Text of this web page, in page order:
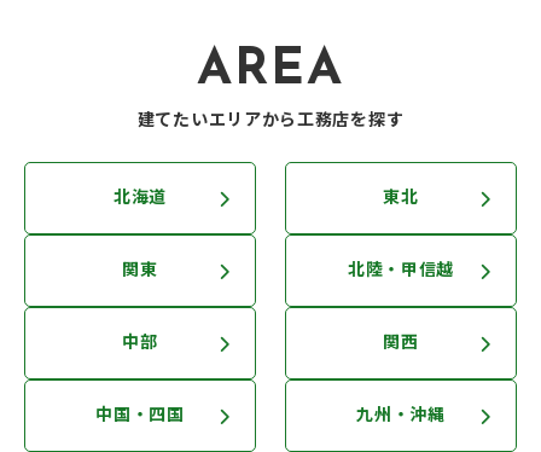
AREA
建てたいエリアから工務店を探す
北海道 東北
関東 北陸・甲信越
中部 関西
中国・四国 九州・沖縄